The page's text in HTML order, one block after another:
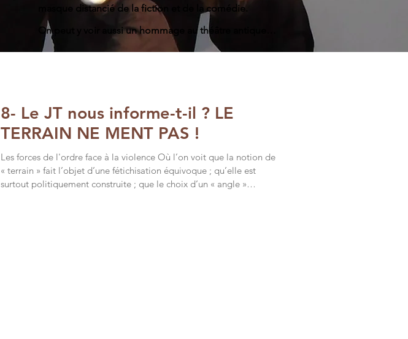
masque distancié de la fiction et de la comédie.
On peut y voir aussi un hommage au théâtre antique…
8- Le JT nous informe-t-il ? LE
TERRAIN NE MENT PAS !
Les forces de l'ordre face à la violence Où l’on voit que la notion de
« terrain » fait l’objet d’une fétichisation équivoque ; qu’elle est
surtout politiquement construite ; que le choix d’un « angle »